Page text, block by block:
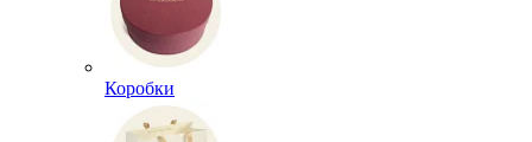
Коробки